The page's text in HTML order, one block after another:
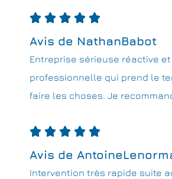
    
Avis de NathanBabot
Entreprise sérieuse réactive et
professionnelle qui prend le
faire les choses. Je
    
Avis de
Intervention très rapide suite